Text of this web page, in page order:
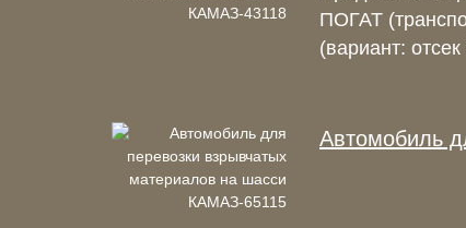
ПОГАТ
(вариант:
Автомобиль